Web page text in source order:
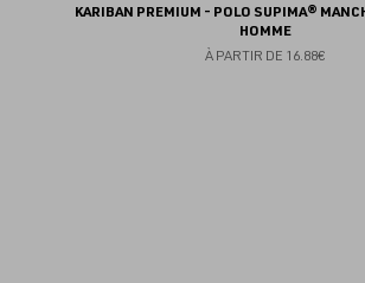
KARIBAN PREMIUM - POLO SUPIMA®
HOMME
À PARTIR DE 16.88€